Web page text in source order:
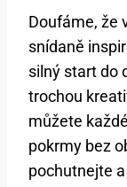
Doufáme, že
snídaně
silný start do
trochou
můžete
pokrmy bez
pochutnejte